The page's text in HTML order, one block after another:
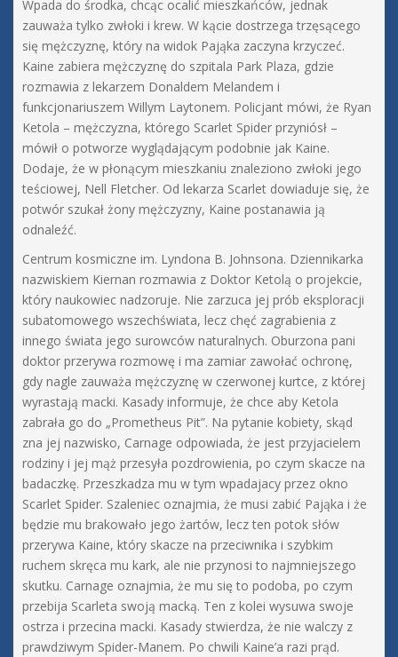
Wpada do środka, chcąc ocalić mieszkańców, jednak
zauważa tylko zwłoki i krew. W kącie dostrzega trzęsącego
się mężczyznę, który na widok Pająka zaczyna krzyczeć.
Kaine zabiera mężczyznę do szpitala Park Plaza, gdzie
rozmawia z lekarzem Donaldem Melandem i
funkcjonariuszem Willym Laytonem. Policjant mówi, że Ryan
Ketola – mężczyzna, którego Scarlet Spider przyniósł –
mówił o potworze wyglądającym podobnie jak Kaine.
Dodaje, że w płonącym mieszkaniu znaleziono zwłoki jego
teściowej, Nell Fletcher. Od lekarza Scarlet dowiaduje się, że
potwór szukał żony mężczyzny, Kaine postanawia ją
odnaleźć.
Centrum kosmiczne im. Lyndona B. Johnsona. Dziennikarka
nazwiskiem Kiernan rozmawia z Doktor Ketolą o projekcie,
który naukowiec nadzoruje. Nie zarzuca jej prób eksploracji
subatomowego wszechświata, lecz chęć zagrabienia z
innego świata jego surowców naturalnych. Oburzona pani
doktor przerywa rozmowę i ma zamiar zawołać ochronę,
gdy nagle zauważa mężczyznę w czerwonej kurtce, z której
wyrastają macki. Kasady informuje, że chce aby Ketola
zabrała go do „Prometheus Pit”. Na pytanie kobiety, skąd
zna jej nazwisko, Carnage odpowiada, że jest przyjacielem
rodziny i jej mąż przesyła pozdrowienia, po czym skacze na
badaczkę. Przeszkadza mu w tym wpadajacy przez okno
Scarlet Spider. Szaleniec oznajmia, że musi zabić Pająka i że
będzie mu brakowało jego żartów, lecz ten potok słów
przerywa Kaine, który skacze na przeciwnika i szybkim
ruchem skręca mu kark, ale nie przynosi to najmniejszego
skutku. Carnage oznajmia, że mu się to podoba, po czym
przebija Scarleta swoją macką. Ten z kolei wysuwa swoje
ostrza i przecina macki. Kasady stwierdza, że nie walczy z
prawdziwym Spider-Manem. Po chwili Kaine’a razi prąd.